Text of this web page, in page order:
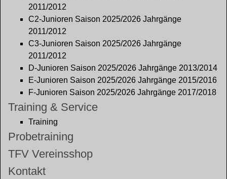
2011/2012
C2-Junioren Saison 2025/2026 Jahrgänge
2011/2012
C3-Junioren Saison 2025/2026 Jahrgänge
2011/2012
D-Junioren Saison 2025/2026 Jahrgänge 2013/2014
E-Junioren Saison 2025/2026 Jahrgänge 2015/2016
F-Junioren Saison 2025/2026 Jahrgänge 2017/2018
Training & Service
Training
Probetraining
TFV Vereinsshop
Kontakt